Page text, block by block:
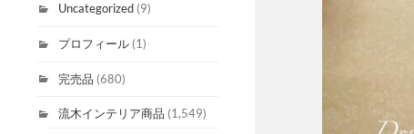
Uncategorized (9)
プロフィール (1)
完売品 (680)
流木インテリア商品 (1,549)